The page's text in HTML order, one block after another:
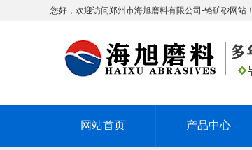
您好，欢迎访问郑州市海旭磨料有限公司-铬矿砂网站！
网站首页 产品中心